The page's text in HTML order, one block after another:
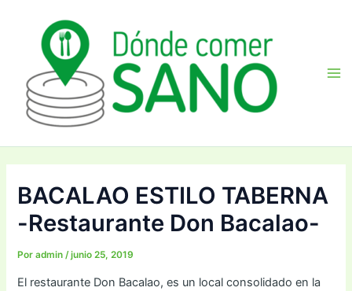
contenido
BACALAO ESTILO TABERNA
-Restaurante Don Bacalao-
Poradmin/junio 25, 2019
El restaurante Don Bacalao, es un local consolidado en la
entradas